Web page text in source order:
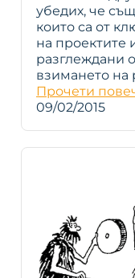
убедих, че
които са от
на проектите
разглеждани
взимането на
Прочети
09/02/2015